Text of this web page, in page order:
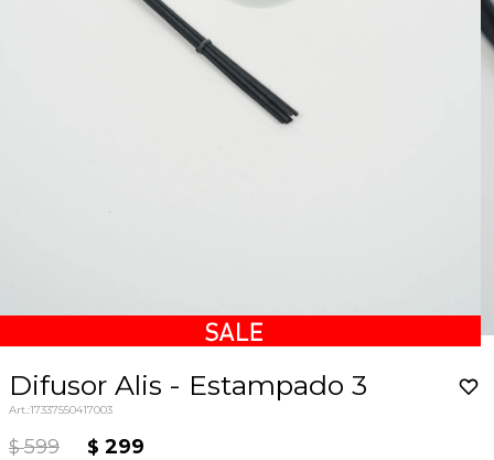
Difusor Alis - Estampado 3
17337550417003
$ 599 $ 299